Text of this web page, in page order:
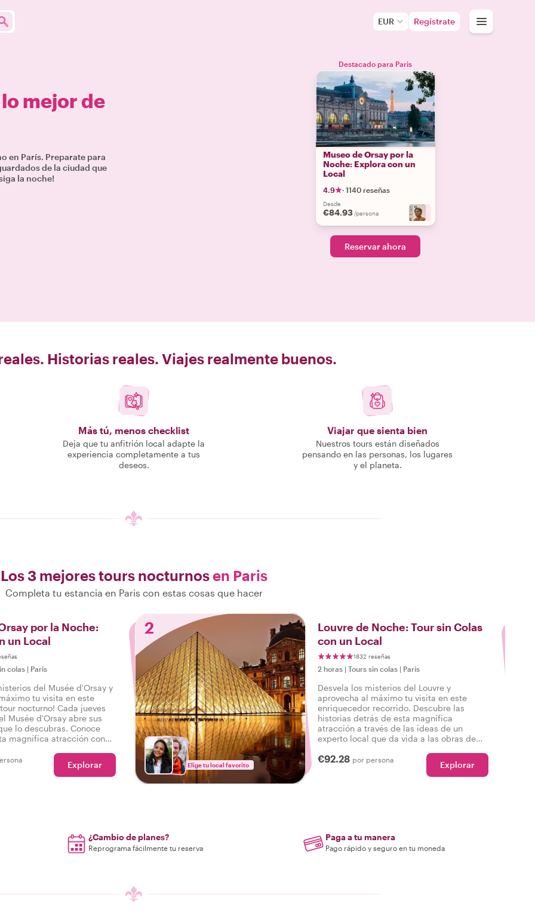
EUR Regístrate
lo mejor de
en París. Preparate para
de la ciudad que
la noche!
Destacado para Paris
Museo de Orsay por la
Noche: Explora con un
Local
4.9 · 1140 reseñas
Desde
€84.93 /persona +8
Reservar ahora
Historias reales. Viajes realmente buenos.
Más tú, menos checklist
Deja que tu anfitrión local adapte la
experiencia completamente a tus
deseos.
Viajar que sienta bien
Nuestros tours están diseñados
pensando en las personas, los lugares
y el planeta.
Los 3 mejores tours nocturnosen Paris
Completa tu estancia en Paris con estas cosas que hacer
por la Noche:
un Local
colas | Paris
del Musée d'Orsay y
tu visita en este
nocturno! Cada jueves
Musée d'Orsay abre sus
lo descubras. Conoce
magnífica atracción con
esta oportunidad
descubrir el Musée d'Orsay
Importante: Las entradas al
Explorar
2
Elige tu local favorito
Louvre de Noche: Tour sin Colas
con un Local
1832 reseñas
2 horas | Tours sin colas | Paris
Desvela los misterios del Louvre y
aprovecha al máximo tu visita en este
enriquecedor recorrido. Descubre las
historias detrás de esta magnífica
atracción a través de las ideas de un
experto local que da vida a las obras de
acceso prioritario con entrada sin colas, ya
que tu anfitrión organiza y compra tus
entradas con antelación, una forma fluida
€92.28 por persona Explorar
¿Cambio de planes?
Reprograma fácilmente tu reserva
Paga a tu manera
Pago rápido y seguro en tu moneda